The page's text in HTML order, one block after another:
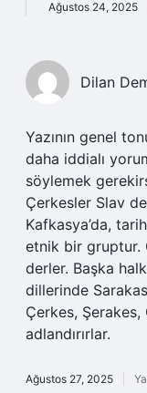
Ağustos 24, 2025
Dilan
Yazının genel
daha iddialı
söylemek
Çerkesler Slav
Kafkasya’da,
etnik bir gruptur.
derler. Başka
dillerinde
Çerkes,
adlandırırlar.
Ağustos 27, 2025